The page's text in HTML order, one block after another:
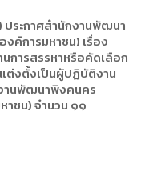
ประกาศสำนักงานพัฒนา
ค์การมหาชน) เรื่อง
การสรรหาหรือคัดเลือก
ต่งตั้งเป็นผู้ปฏิบัติงาน
านพัฒนาพิงคนคร
าชน) จำนวน ๑๑